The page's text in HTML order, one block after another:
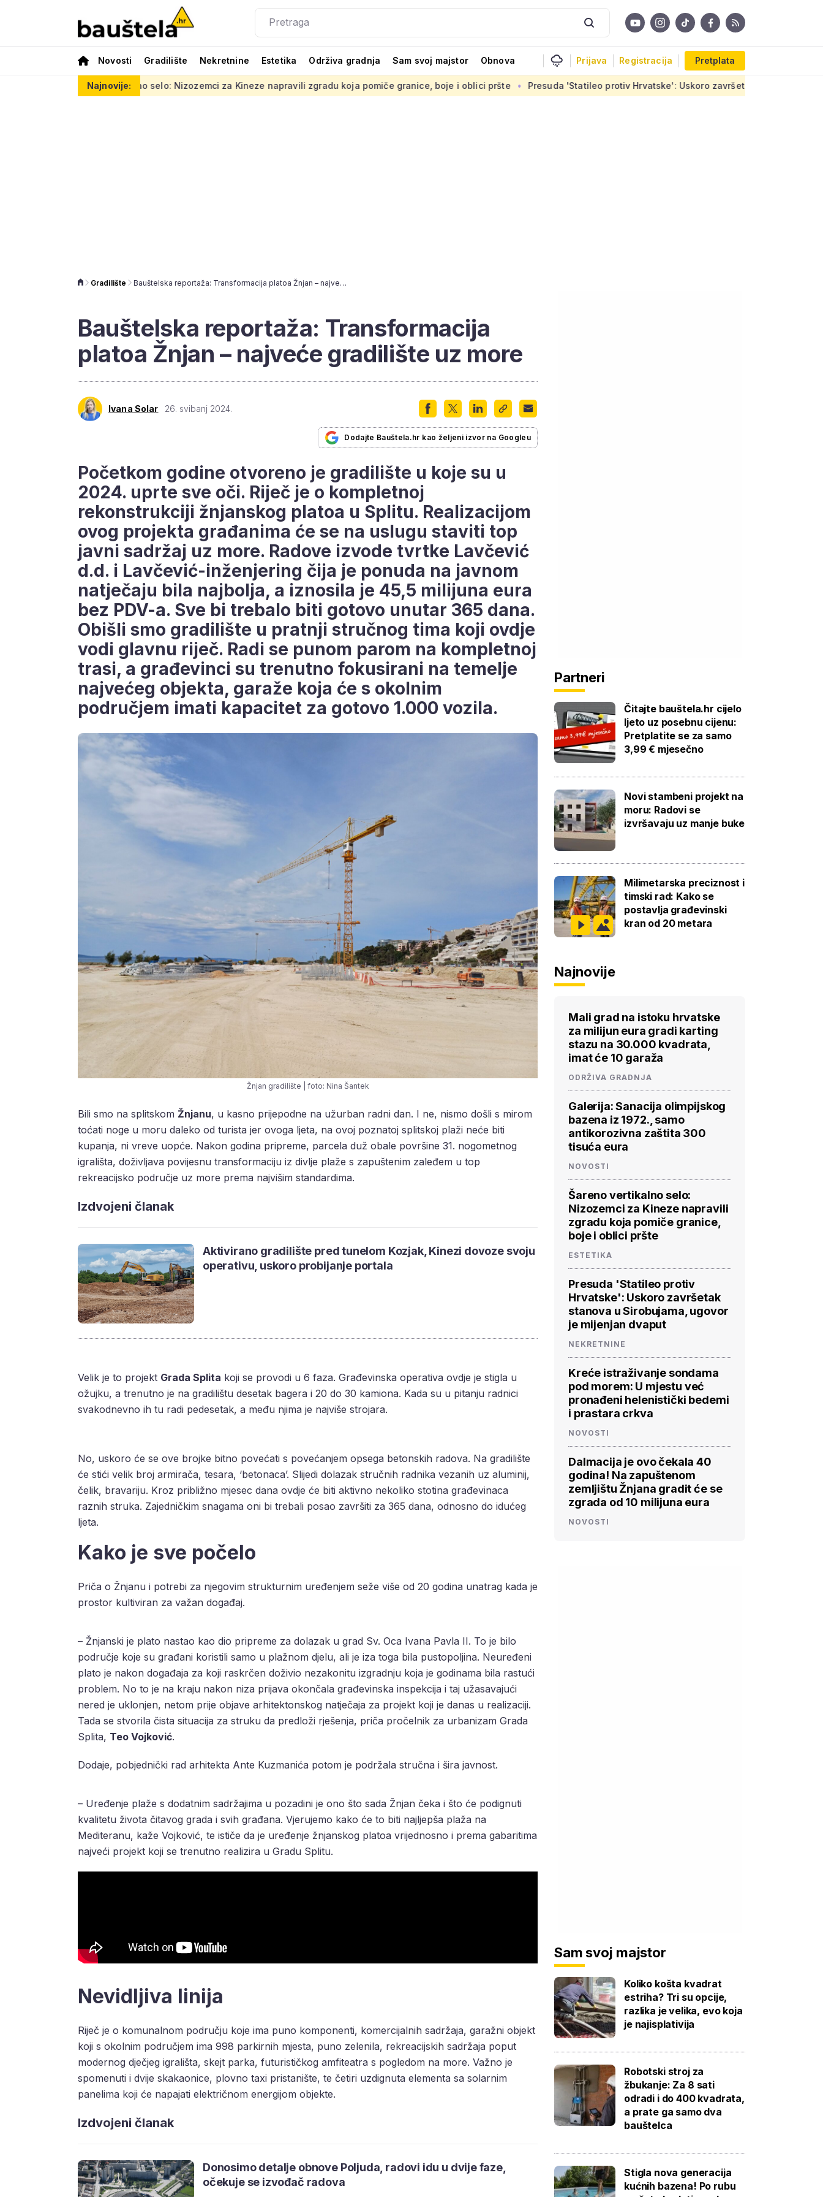
Novosti Gradilište Nekretnine Estetika Održiva gradnja Sam svoj majstor Obnova Prijava Registracija Pretplata
Najnovije:
vertikalno selo: Nizozemci za Kineze napravili zgradu koja pomiče granice, boje i oblici pršte Presuda 'Statileo protiv Hrvatske': Uskoro završetak stanova u Sirobujama, ugovor
Gradilište Bauštelska reportaža: Transformacija platoa Žnjan – najveće gradilište uz more
Bauštelska reportaža: Transformacija
platoa Žnjan – najveće gradilište uz more
Ivana Solar 26. svibanj 2024.
Dodajte Bauštela.hr kao željeni izvor na Googleu
Početkom godine otvoreno je gradilište u koje su u
2024. uprte sve oči. Riječ je o kompletnoj
rekonstrukciji žnjanskog platoa u Splitu. Realizacijom
ovog projekta građanima će se na uslugu staviti top
javni sadržaj uz more. Radove izvode tvrtke Lavčević
d.d. i Lavčević-inženjering čija je ponuda na javnom
natječaju bila najbolja, a iznosila je 45,5 milijuna eura
bez PDV-a. Sve bi trebalo biti gotovo unutar 365 dana.
Obišli smo gradilište u pratnji stručnog tima koji ovdje
vodi glavnu riječ. Radi se punom parom na kompletnoj
trasi, a građevinci su trenutno fokusirani na temelje
najvećeg objekta, garaže koja će s okolnim
područjem imati kapacitet za gotovo 1.000 vozila.
Žnjan gradilište | foto: Nina Šantek
Bili smo na splitskom Žnjanu, u kasno prijepodne na užurban radni dan. I ne, nismo došli s mirom
toćati noge u moru daleko od turista jer ovoga ljeta, na ovoj poznatoj splitskoj plaži neće biti
kupanja, ni vreve uopće. Nakon godina pripreme, parcela duž obale površine 31. nogometnog
igrališta, doživljava povijesnu transformaciju iz divlje plaže s zapuštenim zaleđem u top
rekreacijsko područje uz more prema najvišim standardima.
Izdvojeni članak
Aktivirano gradilište pred tunelom Kozjak, Kinezi dovoze svoju
operativu, uskoro probijanje portala
Velik je to projekt Grada Splita koji se provodi u 6 faza. Građevinska operativa ovdje je stigla u
ožujku, a trenutno je na gradilištu desetak bagera i 20 do 30 kamiona. Kada su u pitanju radnici
svakodnevno ih tu radi pedesetak, a među njima je najviše strojara.
No, uskoro će se ove brojke bitno povećati s povećanjem opsega betonskih radova. Na gradilište
će stići velik broj armirača, tesara, ‘betonaca’. Slijedi dolazak stručnih radnika vezanih uz aluminij,
čelik, bravariju. Kroz približno mjesec dana ovdje će biti aktivno nekoliko stotina građevinaca
raznih struka. Zajedničkim snagama oni bi trebali posao završiti za 365 dana, odnosno do idućeg
ljeta.
Kako je sve počelo
Priča o Žnjanu i potrebi za njegovim strukturnim uređenjem seže više od 20 godina unatrag kada je
prostor kultiviran za važan događaj.
– Žnjanski je plato nastao kao dio pripreme za dolazak u grad Sv. Oca Ivana Pavla II. To je bilo
područje koje su građani koristili samo u plažnom djelu, ali je iza toga bila pustopoljina. Neuređeni
plato je nakon događaja za koji raskrčen doživio nezakonitu izgradnju koja je godinama bila rastući
problem. No to je na kraju nakon niza prijava okončala građevinska inspekcija i taj užasavajući
nered je uklonjen, netom prije objave arhitektonskog natječaja za projekt koji je danas u realizaciji.
Tada se stvorila čista situacija za struku da predloži rješenja, priča pročelnik za urbanizam Grada
Splita, Teo Vojković.
Dodaje, pobjednički rad arhitekta Ante Kuzmanića potom je podržala stručna i šira javnost.
– Uređenje plaže s dodatnim sadržajima u pozadini je ono što sada Žnjan čeka i što će podignuti
kvalitetu života čitavog grada i svih građana. Vjerujemo kako će to biti najljepša plaža na
Mediteranu, kaže Vojković, te ističe da je uređenje žnjanskog platoa vrijednosno i prema gabaritima
najveći projekt koji se trenutno realizira u Gradu Splitu.
Nevidljiva linija
Riječ je o komunalnom području koje ima puno komponenti, komercijalnih sadržaja, garažni objekt
koji s okolnim područjem ima 998 parkirnih mjesta, puno zelenila, rekreacijskih sadržaja poput
modernog dječjeg igrališta, skejt parka, futurističkog amfiteatra s pogledom na more. Važno je
spomenuti i dvije skakaonice, plovno taxi pristanište, te četiri uzdignuta elementa sa solarnim
panelima koji će napajati električnom energijom objekte.
Izdvojeni članak
Donosimo detalje obnove Poljuda, radovi idu u dvije faze,
očekuje se izvođač radova
Partneri
Čitajte bauštela.hr cijelo
ljeto uz posebnu cijenu:
Pretplatite se za samo
3,99 € mjesečno
Novi stambeni projekt na
moru: Radovi se
izvršavaju uz manje buke
Milimetarska preciznost i
timski rad: Kako se
postavlja građevinski
kran od 20 metara
Najnovije
Mali grad na istoku hrvatske
za milijun eura gradi karting
stazu na 30.000 kvadrata,
imat će 10 garaža
ODRŽIVA GRADNJA
Galerija: Sanacija olimpijskog
bazena iz 1972., samo
antikorozivna zaštita 300
tisuća eura
NOVOSTI
Šareno vertikalno selo:
Nizozemci za Kineze napravili
zgradu koja pomiče granice,
boje i oblici pršte
ESTETIKA
Presuda 'Statileo protiv
Hrvatske': Uskoro završetak
stanova u Sirobujama, ugovor
je mijenjan dvaput
NEKRETNINE
Kreće istraživanje sondama
pod morem: U mjestu već
pronađeni helenistički bedemi
i prastara crkva
NOVOSTI
Dalmacija je ovo čekala 40
godina! Na zapuštenom
zemljištu Žnjana gradit će se
zgrada od 10 milijuna eura
NOVOSTI
Sam svoj majstor
Koliko košta kvadrat
estriha? Tri su opcije,
razlika je velika, evo koja
je najisplativija
Robotski stroj za
žbukanje: Za 8 sati
odradi i do 400 kvadrata,
a prate ga samo dva
bauštelca
Stigla nova generacija
kućnih bazena! Po rubu